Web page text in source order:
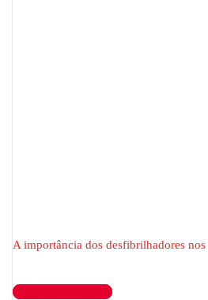
A importância dos desfibrilhadores
Ler artigo completo